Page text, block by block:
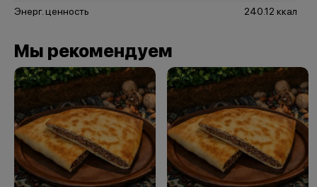
Энерг. ценность
240.12 ккал
Мы рекомендуем